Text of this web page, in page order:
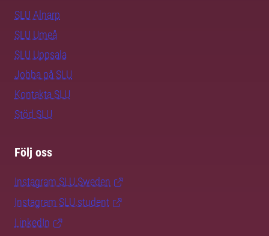
SLU Alnarp
SLU Umeå
SLU Uppsala
Jobba på SLU
Kontakta SLU
Stöd SLU
Följ oss
Instagram SLU.Sweden
Instagram SLU.student
LinkedIn